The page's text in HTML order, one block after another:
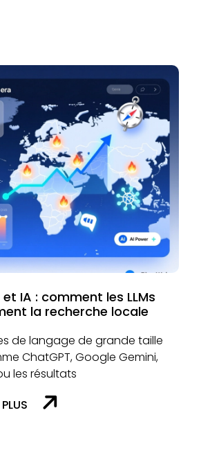
et IA : comment les LLMs
la recherche locale
de langage de grande taille
ChatGPT, Google Gemini,
les résultats